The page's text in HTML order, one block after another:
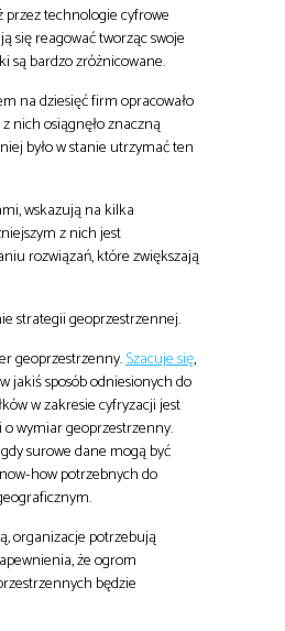
technologie cyfrowe
się reagować tworząc swoje
są bardzo zróżnicowane.
na dziesięć firm opracowało
nich osiągnęło znaczną
było w stanie utrzymać ten
wskazują na kilka
z nich jest
rozwiązań, które zwiększają
strategii geoprzestrzennej.
geoprzestrzenny.Szacuje się,
jakiś sposób odniesionych do
w zakresie cyfryzacji jest
wymiar geoprzestrzenny.
surowe dane mogą być
how potrzebnych do
organizacje potrzebują
że ogrom
będzie